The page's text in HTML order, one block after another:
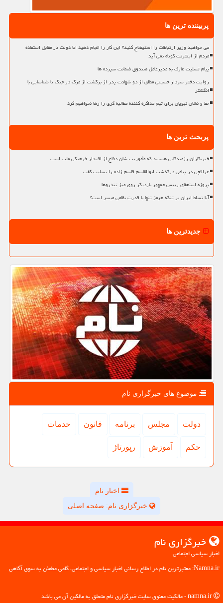
پربیننده ترین ها
می خواهید وزیر ارتباطات را استیضاح کنید؟ این کار را انجام دهید اما دولت در مقابل استفاده
مردم از اینترنت کوتاه نمی آید
پیام تسلیت عارف به مدیرعامل صندوق ضمانت سپرده ها
روایت دختر سردار حسینی مطلق از دو شهادت پدر از برگشت از مرگ در جنگ تا شناسایی با
انگشتر
خط و نشان نبویان برای تیم مذاکره کننده مطالبه گری را رها نخواهیم کرد
پربحث ترین ها
خبرنگاران رزمندگانی هستند که مأموریت شان دفاع از اقتدار فرهنگی ملت است
عراقچی در پیامی درگذشت ابوالقاسم قاسم زاده را تسلیت گفت
پروژه استعفای رییس جمهور باردیگر روی میز تندروها
آیا تسلط ایران بر تنگه هرمز تنها با قدرت نظامی میسر است؟
جدیدترین ها
موضوع های خبرگزاری نام
دولت مجلس برنامه قانون خدمات
حكم آموزش رپورتاژ
اخبار نام
خبرگزاری نام: صفحه اصلی
خبرگزاری نام
اخبار سیاسی اجتماعی
Namna.ir: معتبرترین نام در اطلاع رسانی اخبار سیاسی و اجتماعی، گامی مطمئن به سوی آگاهی